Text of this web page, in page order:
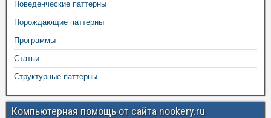
Поведенческие паттерны
Порождающие паттерны
Программы
Статьи
Структурные паттерны
Компьютерная помощь от сайта nookery.ru